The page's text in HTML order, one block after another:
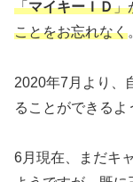
「マイキーＩＤ」
ことをお忘れなく
2020年7月より、
ることができるよ
6月現在、まだキ